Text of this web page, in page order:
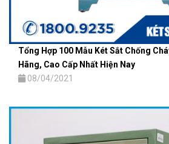
Tổng Hợp 100 Mẫu Két Sắt Chống
Hãng, Cao Cấp Nhất Hiện Nay
08/04/2021